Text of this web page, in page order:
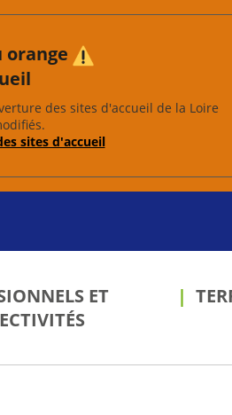
orange
des sites d'accueil de la Loire
sites d'accueil
ET